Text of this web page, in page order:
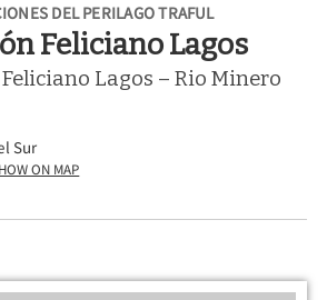
DEL PERILAGO TRAFUL
Feliciano Lagos
Lagos – Rio Minero
Sur
on Map